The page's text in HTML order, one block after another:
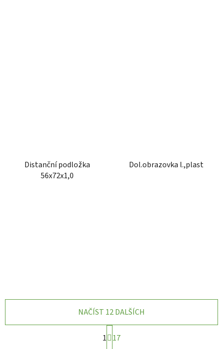
Distanční podložka
56x72x1,0
Dol.obrazovka l.,plast
NAČÍST 12 DALŠÍCH
S
t
1
17